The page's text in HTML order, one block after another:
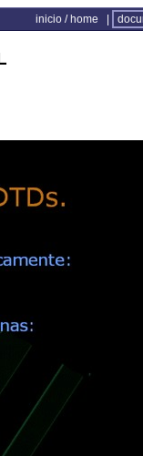
inicio / home